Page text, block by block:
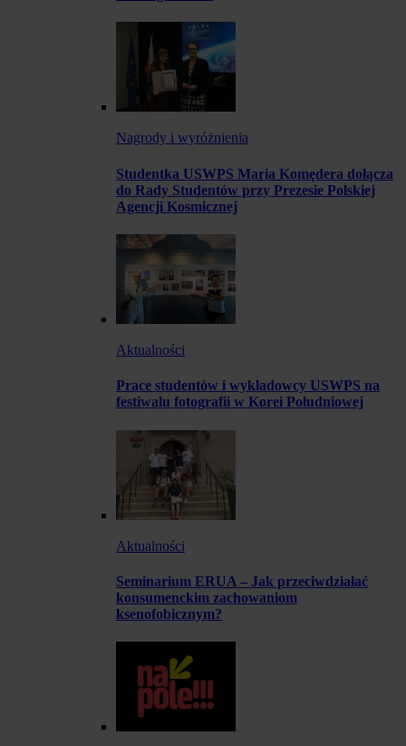
Nagrody i wyróżnienia
Studentka USWPS Maria Komędera dołącza
do Rady Studentów przy Prezesie Polskiej
Agencji Kosmicznej
Aktualności
Prace studentów i wykładowcy USWPS na
festiwalu fotografii w Korei Południowej
Aktualności
Seminarium ERUA – Jak przeciwdziałać
konsumenckim zachowaniom
ksenofobicznym?